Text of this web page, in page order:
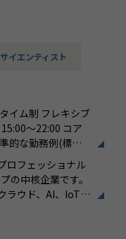
な貢献を果たす
通貫で関わってい
す。開発だけでな
力など、幅広い経
が可能な環境で
立場であり、要件
イエンティスト
イム制 フレキシブ
～22:00 コア
的な勤務例(標準
アタイムあり）
平均19時間）
ロフェッショナル
の中核企業です。
ラウド、AI、IoTを
ています。